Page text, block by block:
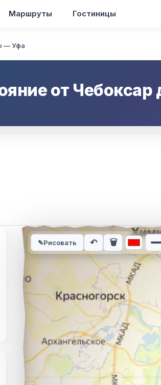
Маршруты Гостиницы
— Уфа
от Чебоксар
Интерактивная карта
✎Рисовать ↶ 🗑